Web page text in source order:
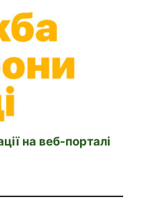
на веб-порталі